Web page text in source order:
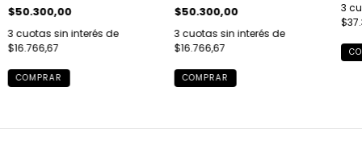
$50.300,00
3 cuotas sin interés de
$16.766,67
COMPRAR
$50.300,00
3 cuotas sin interés de
$16.766,67
COMPRAR
3